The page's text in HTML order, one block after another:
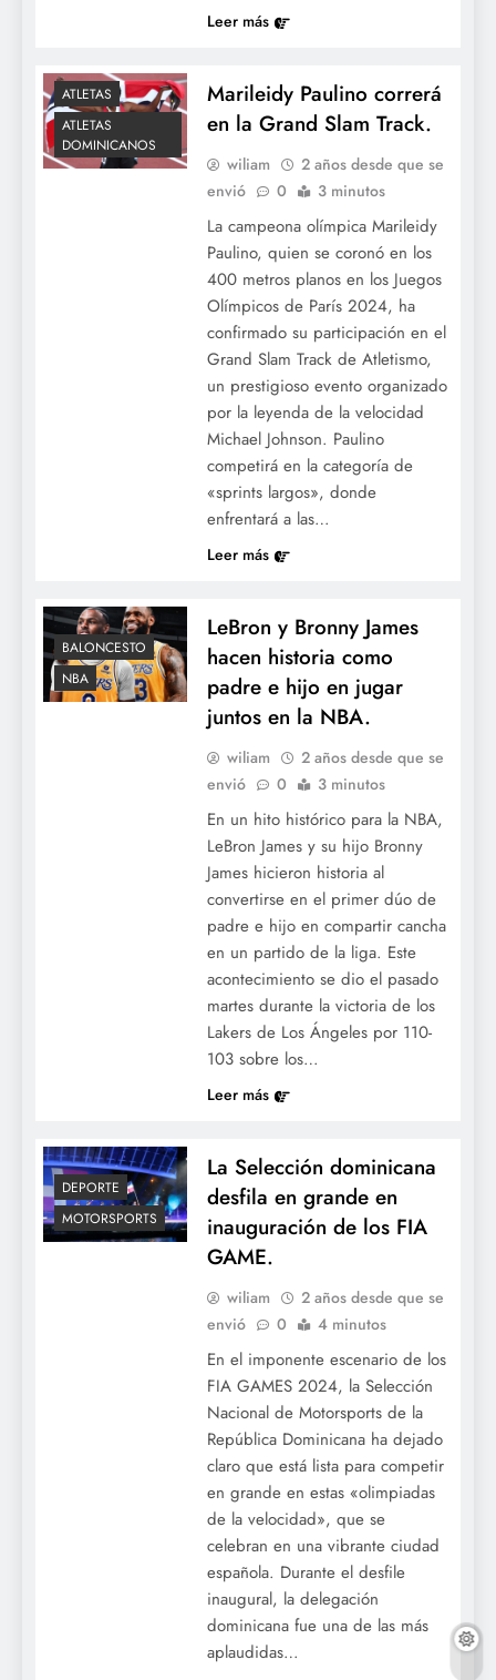
Leer más
ATLETAS
ATLETAS
DOMINICANOS
Marileidy Paulino correrá
en la Grand Slam Track.
wiliam
2 años desde que se
envió
0 3 minutos
La campeona olímpica Marileidy
Paulino, quien se coronó en los
400 metros planos en los Juegos
Olímpicos de París 2024, ha
confirmado su participación en el
Grand Slam Track de Atletismo,
un prestigioso evento organizado
por la leyenda de la velocidad
Michael Johnson. Paulino
competirá en la categoría de
«sprints largos», donde
enfrentará a las…
Leer más
BALONCESTO
NBA
LeBron y Bronny James
hacen historia como
padre e hijo en jugar
juntos en la NBA.
wiliam
2 años desde que se
envió
0 3 minutos
En un hito histórico para la NBA,
LeBron James y su hijo Bronny
James hicieron historia al
convertirse en el primer dúo de
padre e hijo en compartir cancha
en un partido de la liga. Este
acontecimiento se dio el pasado
martes durante la victoria de los
Lakers de Los Ángeles por 110-
103 sobre los…
Leer más
DEPORTE
MOTORSPORTS
La Selección dominicana
desfila en grande en
inauguración de los FIA
GAME.
wiliam
2 años desde que se
envió
0 4 minutos
En el imponente escenario de los
FIA GAMES 2024, la Selección
Nacional de Motorsports de la
República Dominicana ha dejado
claro que está lista para competir
en grande en estas «olimpiadas
de la velocidad», que se
celebran en una vibrante ciudad
española. Durante el desfile
inaugural, la delegación
dominicana fue una de las más
aplaudidas…